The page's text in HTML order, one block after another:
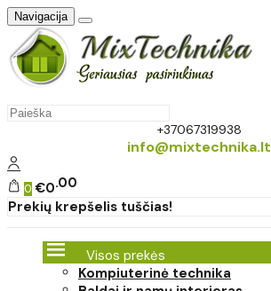
Navigacija
+37067319938
info@mixtechnika.lt
0 €0 00
Prekių krepšelis tuščias!
Visos prekės
Kompiuterinė technika